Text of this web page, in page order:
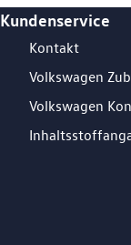
Footer Teaser
Kundenservice
Kontakt
Volkswagen
Volkswagen